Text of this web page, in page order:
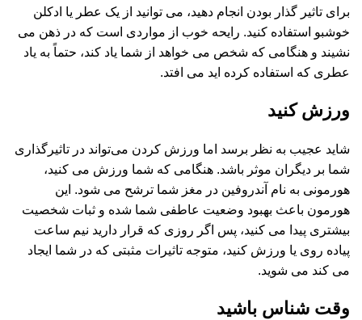
برای تاثیر گذار بودن انجام دهید، می توانید از یک عطر یا ادکلن
خوشبو استفاده کنید. رایحه خوب از مواردی است که در ذهن می
نشیند و هنگامی که شخص می خواهد از شما یاد کند، حتماً به یاد
عطری که استفاده کرده اید می افتد.
ورزش کنید
شاید عجیب به نظر برسد اما ورزش کردن می‌تواند در تاثیرگذاری
شما بر دیگران موثر باشد. هنگامی که شما ورزش می کنید،
هورمونی به نام آندروفین در مغز شما ترشح می شود. این
هورمون باعث بهبود وضعیت عاطفی شما شده و ثبات شخصیت
بیشتری پیدا می کنید، پس اگر روزی که قرار دارید نیم ساعت
پیاده روی یا ورزش کنید، متوجه تاثیرات مثبتی که در شما ایجاد
می کند می شوید.
وقت شناس باشید